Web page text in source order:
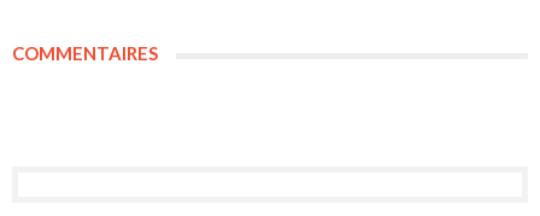
COMMENTAIRES